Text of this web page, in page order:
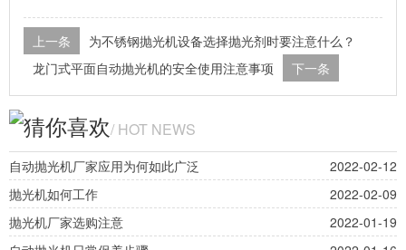
上一条
为不锈钢抛光机设备选择抛光剂时要注意什么？
龙门式平面自动抛光机的安全使用注意事项
下一条
猜你喜欢/ HOT NEWS
自动抛光机厂家应用为何如此广泛
2022-02-12
抛光机如何工作
2022-02-09
抛光机厂家选购注意
2022-01-19